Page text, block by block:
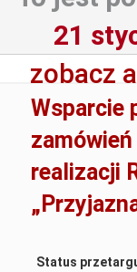
21
zobacz
Wsparcie
realizacji
Status